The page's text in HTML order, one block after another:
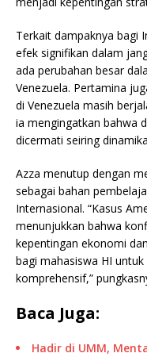
Terkait dampaknya bagi
efek signifikan dalam
ada perubahan besar
Venezuela. Pertamina
di Venezuela masih
ia mengingatkan bahwa
dicermati seiring
Azza menutup dengan
sebagai bahan
Internasional. “Kasus
menunjukkan bahwa
kepentingan ekonomi
bagi mahasiswa HI
komprehensif,”
Baca Juga:
Hadir di UMM,